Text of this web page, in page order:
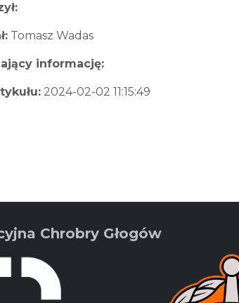
Tomasz Wadas
informację:
2024-02-02 11:15:49
Chrobry Głogów